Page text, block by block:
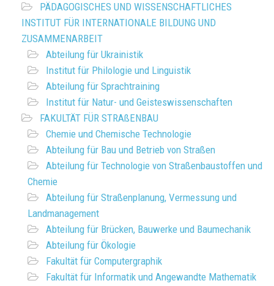
PÄDAGOGISCHES UND WISSENSCHAFTLICHES
INSTITUT FÜR INTERNATIONALE BILDUNG UND
ZUSAMMENARBEIT
Abteilung für Ukrainistik
Institut für Philologie und Linguistik
Abteilung für Sprachtraining
Institut für Natur- und Geisteswissenschaften
FAKULTÄT FÜR STRAßENBAU
Chemie und Chemische Technologie
Abteilung für Bau und Betrieb von Straßen
Abteilung für Technologie von Straßenbaustoffen und
Chemie
Abteilung für Straßenplanung, Vermessung und
Landmanagement
Abteilung für Brücken, Bauwerke und Baumechanik
Abteilung für Ökologie
Fakultät für Computergraphik
Fakultät für Informatik und Angewandte Mathematik